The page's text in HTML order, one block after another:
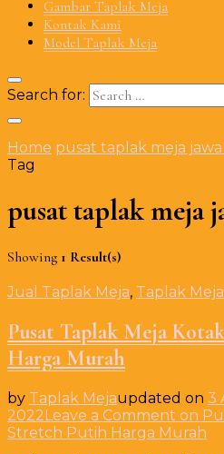
Gambar Taplak Meja
Kontak Kami
Model Taplak Meja
Search for:
Home pusat taplak meja
Tag
pusat taplak meja
Showing 1 Result(s)
Jual Taplak Meja, Taplak Meja
Pusat Taplak Meja
Harga Murah
by Taplak Mejaupdated on 3
2022Leave a Comment on
Stretch Putih Harga Murah